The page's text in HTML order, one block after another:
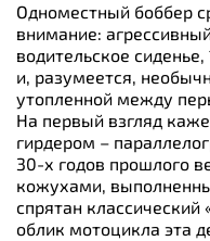
Одноместный боббер
внимание:
водительское
и, разумеется,
утопленной между
На первый взгляд
гирдером –
30-х годов прошлого
кожухами,
спрятан
облик мотоцикла эта